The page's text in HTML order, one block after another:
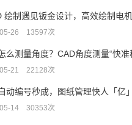
绘制遇见钣金设计，高效绘制电机
26 13597次
么测量角度？CAD角度测量“快准
21 22128次
动编号秒成，图纸管理快人「亿」
14 30353次